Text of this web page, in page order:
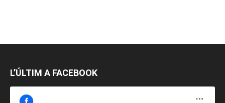
L’ÚLTIM A FACEBOOK